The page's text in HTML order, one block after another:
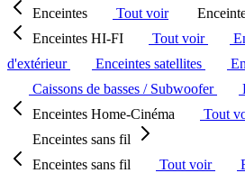
Enceintes
Tout voir
Enceintes HI-FI
Tout voir
d'extérieur
Enceintes satellites
Caissons de basses / Subwoofer
Enceintes Home-Cinéma
Tout
Enceintes sans fil
Enceintes sans fil
Tout voir